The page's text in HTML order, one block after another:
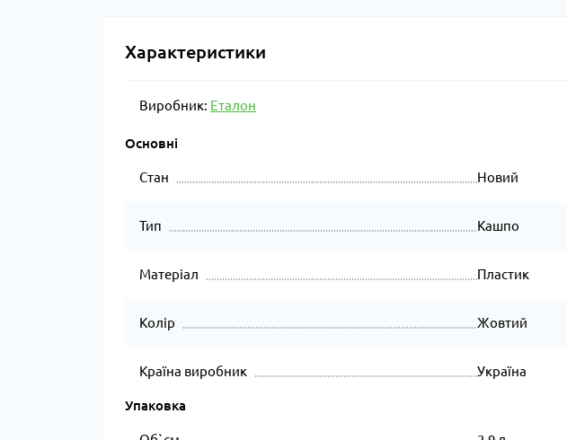
Характеристики
Виробник: Еталон
Основні
Стан Новий
Тип Кашпо
Матеріал Пластик
Колір Жовтий
Країна виробник Україна
Упаковка